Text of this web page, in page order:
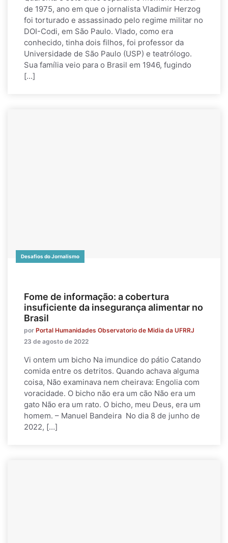
de 1975, ano em que o jornalista Vladimir Herzog
foi torturado e assassinado pelo regime militar no
DOI-Codi, em São Paulo. Vlado, como era
conhecido, tinha dois filhos, foi professor da
Universidade de São Paulo (USP) e teatrólogo.
Sua família veio para o Brasil em 1946, fugindo
[…]
Desafios do Jornalismo
Fome de informação: a cobertura
insuficiente da insegurança alimentar no
Brasil
por Portal Humanidades Observatorio de Midia da UFRRJ
23 de agosto de 2022
Vi ontem um bicho Na imundice do pátio Catando
comida entre os detritos. Quando achava alguma
coisa, Não examinava nem cheirava: Engolia com
voracidade. O bicho não era um cão Não era um
gato Não era um rato. O bicho, meu Deus, era um
homem. – Manuel Bandeira No dia 8 de junho de
2022, […]